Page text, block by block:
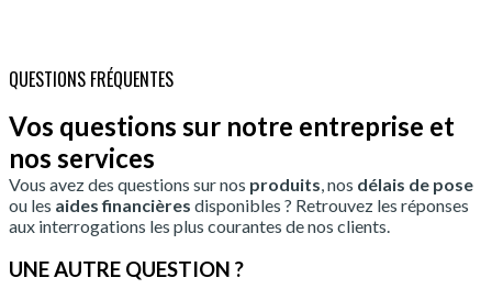
QUESTIONS FRÉQUENTES
Vos questions sur notre entreprise et
nos services
Vous avez des questions sur nos produits, nos délais de pose
ou les aides financières disponibles ? Retrouvez les réponses
aux interrogations les plus courantes de nos clients.
UNE AUTRE QUESTION ?